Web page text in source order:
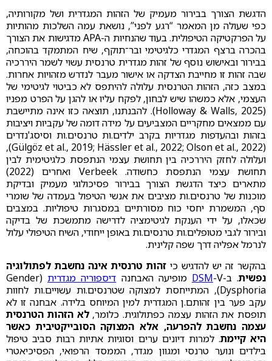
הדגשת הצורך בבירור מעמיק של הזהות המגדרית ושל מקורותיה,
כפי שעולה מן המאמר “רגע לפני”, נושאת עמה השלכות מהותיות
על הפרקטיקה הטיפולית. בעוד שהנחיות ה-APA מדגישות את הצורך
בהכרה ברצף המגדרי כלגיטימי ובר־תוקף, שיח המתמקד בהוכחה,
בבירור ובאישוש נוסף של זהות מגדרית טרנסית עשוי לשמר היררכיה
שבה זהות זו מחייבת הצדקה או אישור מעבר לנדרש מזהויות אחרות.
במצב כזה, הזהות הטרנסית עלולה להיתפס לא כביטוי לגיטימי של
העצמי, אלא כמשהו שיש לבחון, לפקח עליו או להגן על הפרט מפניו
(Holloway & Walls, 2025). להבנתנו, תוצאה כזו אינה מתיישבת
עם ממצאים מחקריים המצביעים על מידה דומה של עקביות ויציבות
בזהות ובהעדפות מגדריות בקרב ילדים.ות טרנסים.ות וסיסג'נדרים
(Gülgöz et al., 2019; Hässler et al., 2022; Olson et al., 2022),
ועלולה לחזק היררכיה בין תחושת עצמי הנתפסת כלגיטימית לבין
תחושת עצמי הנתפסת כחשודה. Verbeek ואחרים (2022)
מתארים כיצד הדגשת הצורך בבירור פסיכולוגי מעמיק ובדיקת
מוכנות של טרנסים.ות מציבים את אנשי הטיפול בעמדה של שומרי
סף, המשמרת יחסי כוח מסורתיים במסגרות טיפוליות. במצבים
שכאלו, על ידי הענקת לגיטימציה לדרישה מתמשכת של בדיקה
ובירור לגבי מטופלים.ות טרנסים.ות באופן ייחודי, השיח הטיפולי עלול
לנרמל אפליה דרך שפה קלינית.
בהקשר זה יש להדגיש כי זהות טרנסית אינה נחשבת לפתולוגיה
נפשית. ב- DSM-V מופיעה האבחנה דיספוריה מגדרית
(Gender
Dysphoria), המתייחסת למצוקה שטרנסים.ות עשויים.ות לחוות
עקב פער בין זהותם.ן המגדרית למין המיוחס בלידה. אבחנה זו לא
תופסת את הזהות עצמה כפתולוגית. כלומר,לא הזהות הטרנסית
עצמה נחשבת להפרעה, אלא המצוקה הסובייקטיבית כאשר
היא קיימת. למרות דיונים ערים וסוגיות אתיות רבות סביב טיפול
בילדים ונוער טרנסי ומגוון מגדר, הממסד הרפואי, הפסיכיאטרי